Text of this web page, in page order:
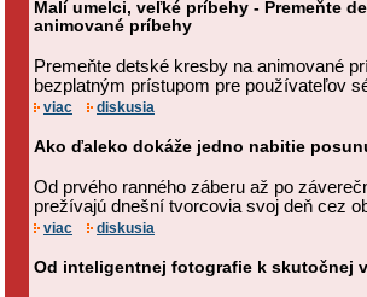
Malí umelci, veľké príbehy - Premeňte
animované príbehy
Premeňte detské kresby na animované
bezplatným prístupom pre používateľov
viac diskusia
Ako ďaleko dokáže jedno nabitie
Od prvého ranného záberu až po
prežívajú dnešní tvorcovia svoj deň cez
viac diskusia
Od inteligentnej fotografie k skutočnej